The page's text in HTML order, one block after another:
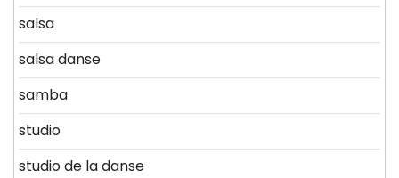
salsa
salsa danse
samba
studio
studio de la danse